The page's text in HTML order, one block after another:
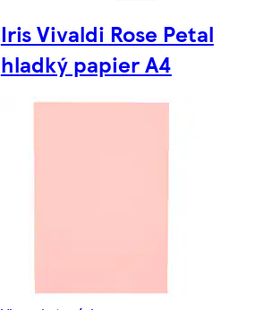
Iris Vivaldi Rose Petal
hladký papier A4